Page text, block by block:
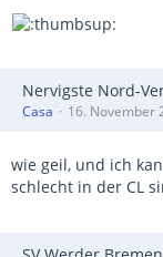
Nervigste Nord-
Casa 16. November
wie geil, und ich
schlecht in der CL